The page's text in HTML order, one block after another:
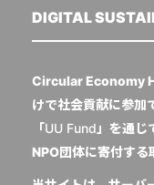
DIGITAL
Circular Economy
けで社会貢献に参加
「UU Fund 」を通じ
NPO団体に寄付する